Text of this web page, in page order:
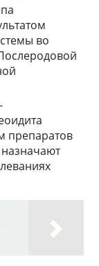
во
препаратов